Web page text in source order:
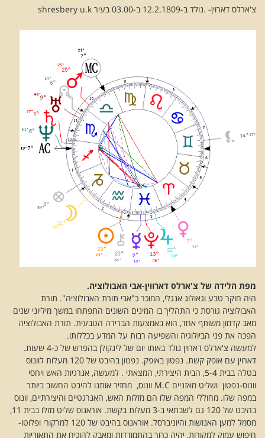
צ'ארלס דארוין- .נולד ב-12.2.1809 ב-03.00 בעיר shresbery u.k
מפת הלידה של צ'ארלס דארווין-אבי האבולוציה.
היה חוקר טבע וגאולוג אנגלי, המוכר כ"אבי תורת האבולוציה". תורת
האבולוציה גורסת כי התהליך בו המינים השונים התפתחו במשך מיליוני שנים
מאב קדמון משותף אחד, הוא באמצעות הברירה הטבעית. תורת האבולוציה
הפכה את פני הביולוגיה והשפיעה רבות על המדע בכללותו.
למעשה צ'ארלס דארוין נולד באותו יום של לינקולן בהפרש של כ-4 שעות.
דארוין עם אופק קשת. נפטון באופק. נפטון בהיבט של 120 מעלות לוונוס
בטלה בבית 5-4, הבית היצירתי, המצאתי . למעשה, אנרגיות האש ויחסי
וונוס-נפטון ושליט מאזניים M.C וונוס, מחזיר אותנו להיבט החשוב ביותר
במפה שלו. מחוללי המפה שלו הם מזלות האש, האנרגטיים והיצירתיים, וונוס
בהיבט של 120 גם לשבתאי ב-3 מעלות בקשת. אוראנוס שליט מזלו בבית 11,
מסמל למען האנושות והיוניברסל. אוראנוס בהיבט של 120 למרקורי ופלוטו-
חיפוש עמוק למקורות, יהיה כרוך בהתמודדות ומאבק להוכיח את התאוריות